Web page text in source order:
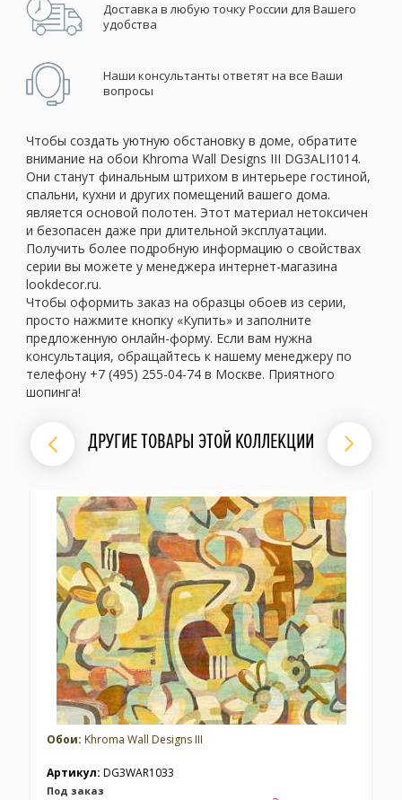
Доставка в любую точку России для Вашего
удобства
Наши консультанты ответят на все Ваши
вопросы
Чтобы создать уютную обстановку в доме, обратите
внимание на обои Khroma Wall Designs III DG3ALI1014.
Они станут финальным штрихом в интерьере гостиной,
спальни, кухни и других помещений вашего дома.
является основой полотен. Этот материал нетоксичен
и безопасен даже при длительной эксплуатации.
Получить более подробную информацию о свойствах
серии вы можете у менеджера интернет-магазина
lookdecor.ru.
Чтобы оформить заказ на образцы обоев из серии,
просто нажмите кнопку «Купить» и заполните
предложенную онлайн-форму. Если вам нужна
консультация, обращайтесь к нашему менеджеру по
телефону +7 (495) 255-04-74 в Москве. Приятного
шопинга!
ДРУГИЕ ТОВАРЫ ЭТОЙ КОЛЛЕКЦИИ
Обои: Khroma Wall Designs III
Артикул: DG3WAR1033
Под заказ